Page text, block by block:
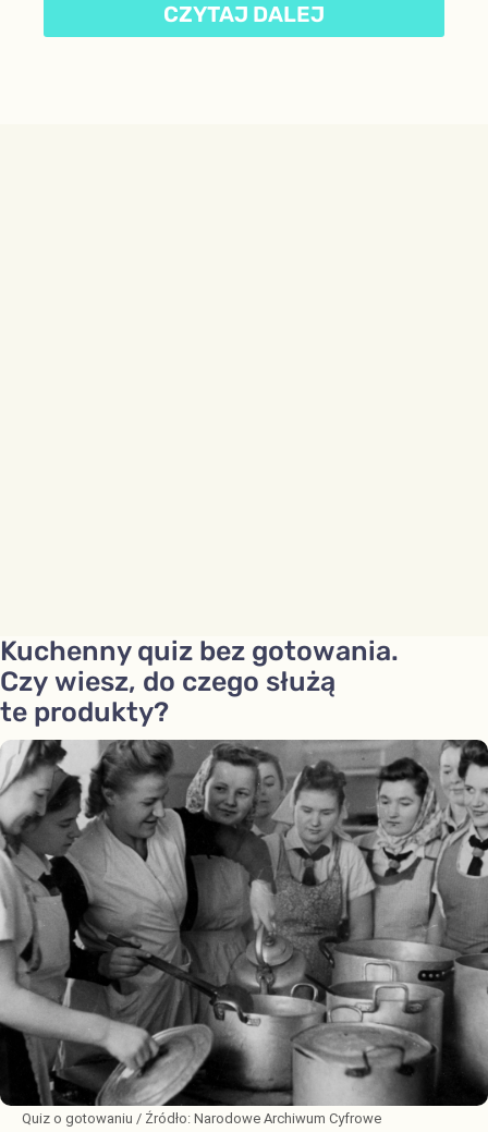
CZYTAJ DALEJ
Kuchenny quiz bez gotowania.
Czy wiesz, do czego służą
te produkty?
Quiz o gotowaniu / Źródło: Narodowe Archiwum Cyfrowe